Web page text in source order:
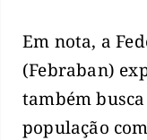
Em nota, a
(Febraban)
também
população